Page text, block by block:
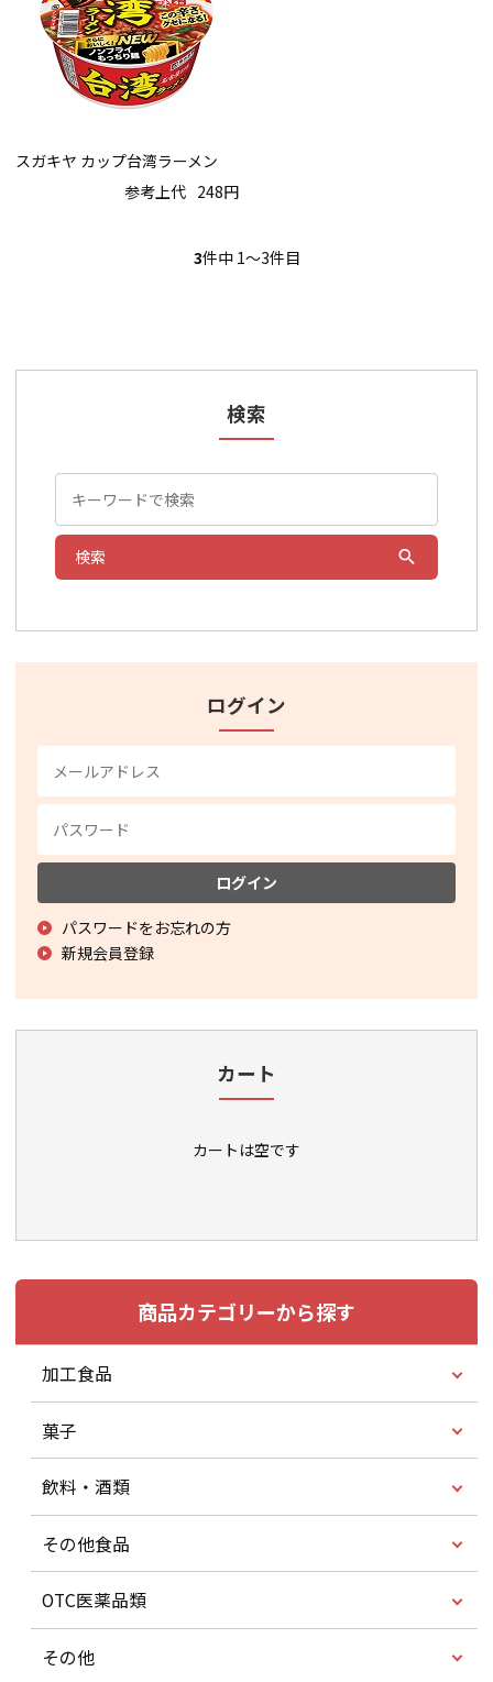
スガキヤ カップ台湾ラーメン
参考上代 248円
3件中 1〜3件目
検索
検索
ログイン
ログイン
パスワードをお忘れの方
新規会員登録
カート
カートは空です
商品カテゴリーから探す
加工食品
菓子
飲料・酒類
その他食品
OTC医薬品類
その他